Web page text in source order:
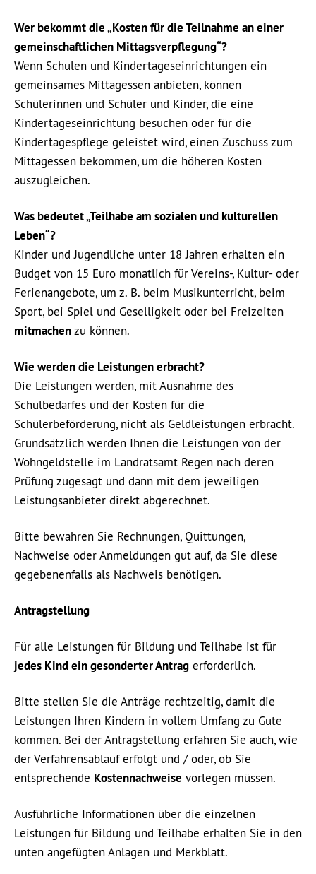
Wer bekommt die „Kosten für die Teilnahme an einer
gemeinschaftlichen Mittagsverpflegung“?
Wenn Schulen und Kindertageseinrichtungen ein
gemeinsames Mittagessen anbieten, können
Schülerinnen und Schüler und Kinder, die eine
Kindertageseinrichtung besuchen oder für die
Kindertagespflege geleistet wird, einen Zuschuss zum
Mittagessen bekommen, um die höheren Kosten
auszugleichen.
Was bedeutet „Teilhabe am sozialen und kulturellen
Leben“?
Kinder und Jugendliche unter 18 Jahren erhalten ein
Budget von 15 Euro monatlich für Vereins-, Kultur- oder
Ferienangebote, um z. B. beim Musikunterricht, beim
Sport, bei Spiel und Geselligkeit oder bei Freizeiten
mitmachenzu können.
Wie werden die Leistungen erbracht?
Die Leistungen werden, mit Ausnahme des
Schulbedarfes und der Kosten für die
Schülerbeförderung, nicht als Geldleistungen erbracht.
Grundsätzlich werden Ihnen die Leistungen von der
Wohngeldstelle im Landratsamt Regen nach deren
Prüfung zugesagt und dann mit dem jeweiligen
Leistungsanbieter direkt abgerechnet.
Bitte bewahren Sie Rechnungen, Quittungen,
Nachweise oder Anmeldungen gut auf, da Sie diese
gegebenenfalls als Nachweis benötigen.
Antragstellung
Für alle Leistungen für Bildung und Teilhabe ist für
jedes Kind ein gesonderter Antrag erforderlich.
Bitte stellen Sie die Anträge rechtzeitig, damit die
Leistungen Ihren Kindern in vollem Umfang zu Gute
kommen. Bei der Antragstellung erfahren Sie auch, wie
der Verfahrensablauf erfolgt und / oder, ob Sie
entsprechende Kostennachweise vorlegen müssen.
Ausführliche Informationen über die einzelnen
Leistungen für Bildung und Teilhabe erhalten Sie in den
unten angefügten Anlagen und Merkblatt.